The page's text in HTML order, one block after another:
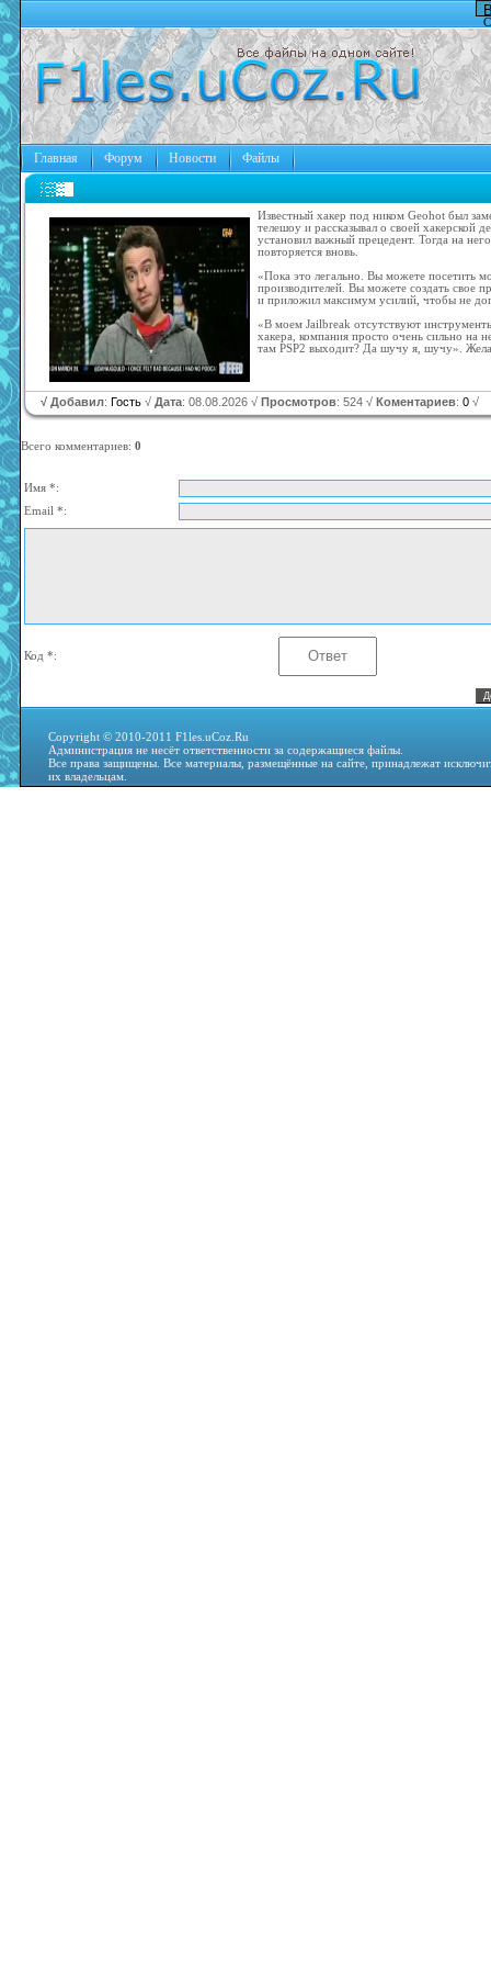
Файлы
Новости
Форум
Главная
Известный хакер под ником Geohot был
телешоу и рассказывал о своей
установил важный прецедент. Тогда на
повторяется вновь.
«Пока это легально. Вы можете посетить
производителей. Вы можете создать свое
и приложил максимум усилий, чтобы не
«В моем Jailbreak отсутствуют
хакера, компания просто очень сильно на
там PSP2 выходит? Да шучу я, шучу».
√ Добавил: Гость √ Дата: 08.08.2026 √ Просмотров: 524 √ Коментариев: 0 √
Всего комментариев: 0
Имя *:
Email *:
Код *:
Copyright © 2010-2011 F1les.uCoz.Ru
Администрация не несёт ответственности за содержащиеся файлы.
Все права защищены. Все материалы, размещённые на сайте, принадлежат
их владельцам.